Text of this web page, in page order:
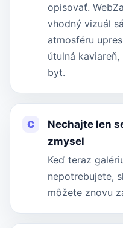
opisovať.
vhodný vizuál
atmosféru
útulná
byt.
C
Nechajte len
zmysel
Keď teraz
nepotrebujete,
môžete znovu